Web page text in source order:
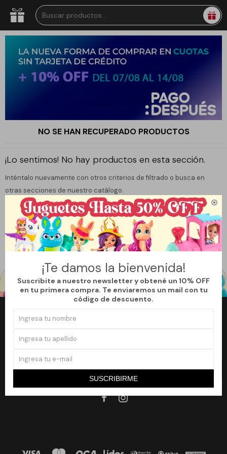

¡Te damos la bienvenida!
Suscribite a nuestro newsletter y obtené un 10% OFF
en tu primera compra. Te enviaremos un mail con tu
código de descuento.
SUSCRIBIRME
NO SE HAN RECUPERADO PRODUCTOS
¡Lo sentimos! No hay productos en esta sección.
Inténtalo nuevamente con otros criterios de filtrado o busca en
otras secciones de nuestro catálogo.
Filtrando por: Frozen
¡Suscribite a nuestro newsletter y accedé a un 10% off en tu primera
SUSCRIBIRME
 